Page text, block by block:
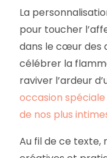
La
pour toucher
dans le cœur des
célébrer la
raviver l’ardeur
occasion spéciale
de nos plus
Au fil de ce texte,